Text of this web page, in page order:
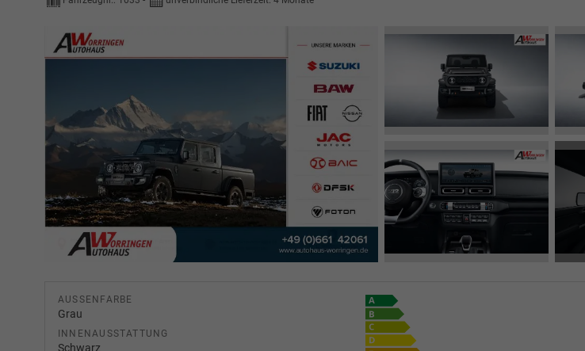
AUSSENFARBE
Grau
INNENAUSSTATTUNG
Schwarz